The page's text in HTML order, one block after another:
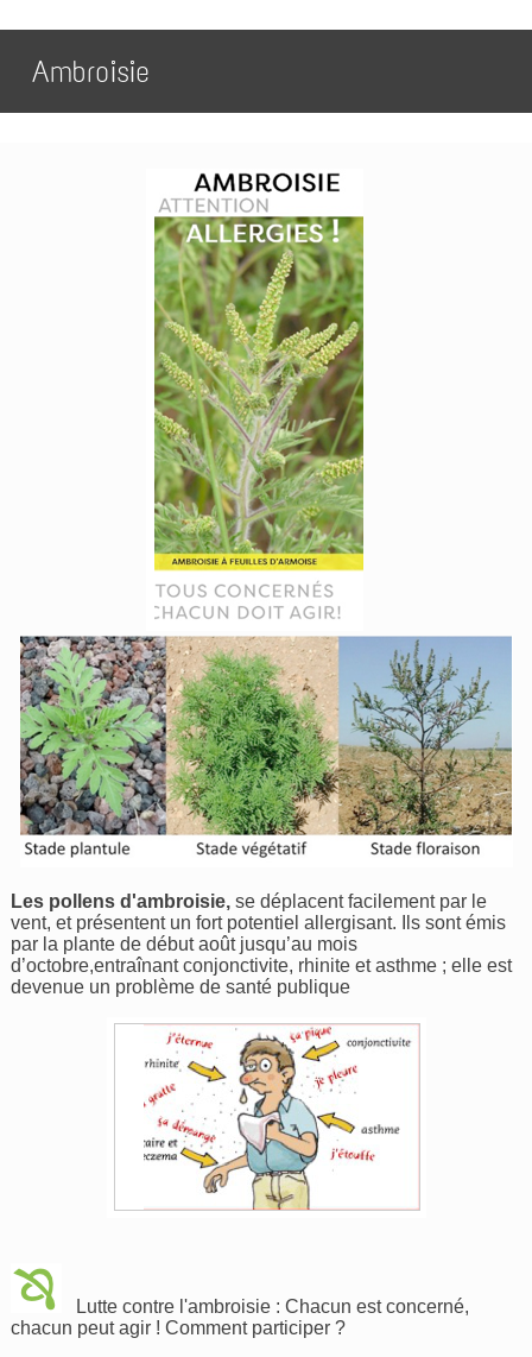
Ambroisie
Les pollens d'ambroisie, se déplacent facilement par le
vent, et présentent un fort potentiel allergisant. Ils sont émis
par la plante de début août jusqu’au mois
d’octobre,entraînant conjonctivite, rhinite et asthme ; elle est
devenue un problème de santé publique
Lutte contre l'ambroisie : Chacun est concerné,
chacun peut agir ! Comment participer ?